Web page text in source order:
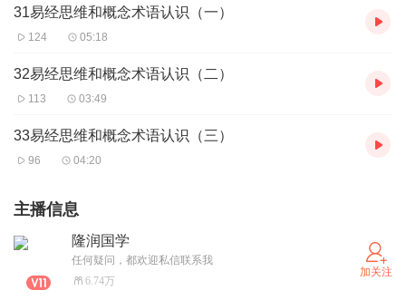
31易经思维和概念术语认识（一）
124 05:18
32易经思维和概念术语认识（二）
113 03:49
33易经思维和概念术语认识（三）
96 04:20
主播信息
隆润国学
任何疑问，都欢迎私信联系我
6.74万
加关注